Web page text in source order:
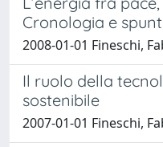
Cronologia e
2008-01-01 Fineschi,
Il ruolo della
sostenibile
2007-01-01 Fineschi,